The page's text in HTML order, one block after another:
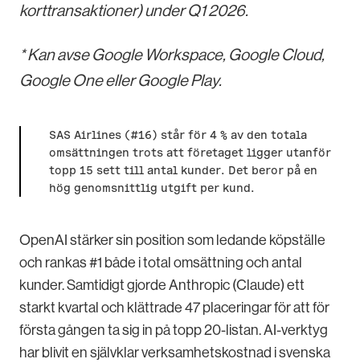
korttransaktioner) under Q1 2026.
* Kan avse Google Workspace, Google Cloud,
Google One eller Google Play.
SAS Airlines (#16) står för 4 % av den totala
omsättningen trots att företaget ligger utanför
topp 15 sett till antal kunder. Det beror på en
hög genomsnittlig utgift per kund.
OpenAI stärker sin position som ledande köpställe
och rankas #1 både i total omsättning och antal
kunder. Samtidigt gjorde Anthropic (Claude) ett
starkt kvartal och klättrade 47 placeringar för att för
första gången ta sig in på topp 20-listan. AI-verktyg
har blivit en självklar verksamhetskostnad i svenska